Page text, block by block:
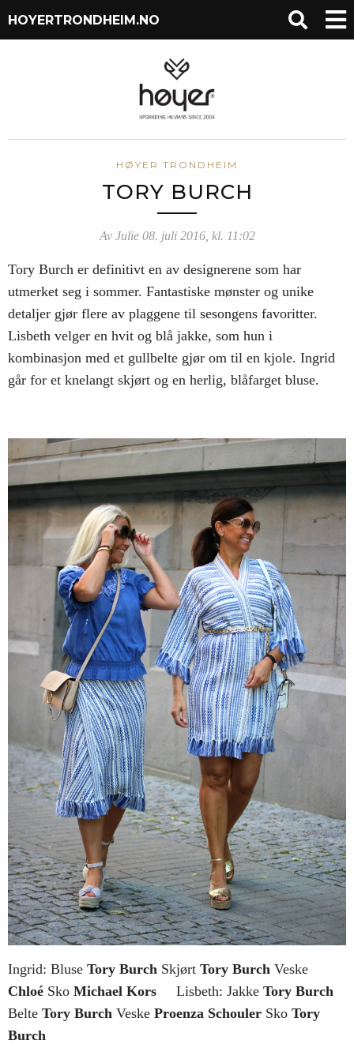
HOYERTRONDHEIM.NO
HØYER TRONDHEIM
TORY BURCH
Av Julie 08. juli 2016, kl. 11:02
Tory Burch er definitivt en av designerene som har
utmerket seg i sommer. Fantastiske mønster og unike
detaljer gjør flere av plaggene til sesongens favoritter.
Lisbeth velger en hvit og blå jakke, som hun i
kombinasjon med et gullbelte gjør om til en kjole. Ingrid
går for et knelangt skjørt og en herlig, blåfarget bluse.
Ingrid: Bluse Tory Burch Skjørt Tory Burch Veske
Chloé Sko Michael Kors Lisbeth: Jakke Tory Burch
Belte Tory Burch Veske Proenza Schouler Sko Tory
Burch